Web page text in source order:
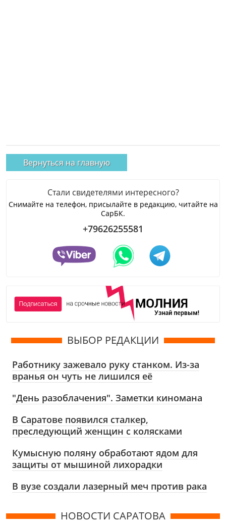
Вернуться на главную
Стали свидетелями интересного?
Снимайте на телефон, присылайте в редакцию, читайте на
СарБК.
+79626255581
ВЫБОР РЕДАКЦИИ
Работнику зажевало руку станком. Из-за
вранья он чуть не лишился её
"День разоблачения". Заметки киномана
В Саратове появился сталкер,
преследующий женщин с колясками
Кумысную поляну обработают ядом для
защиты от мышиной лихорадки
В вузе создали лазерный меч против рака
НОВОСТИ САРАТОВА